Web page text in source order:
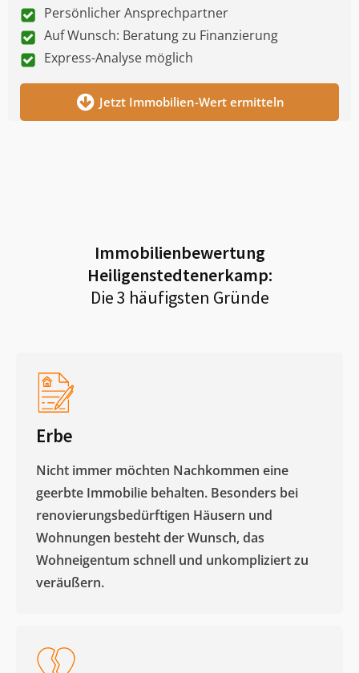
Persönlicher Ansprechpartner
Auf Wunsch: Beratung zu Finanzierung
Express-Analyse möglich
Jetzt Immobilien-Wert ermitteln
Immobilienbewertung
Heiligenstedtenerkamp:
Die 3 häufigsten Gründe
Erbe
Nicht immer möchten Nachkommen eine
geerbte Immobilie behalten. Besonders bei
renovierungsbedürftigen Häusern und
Wohnungen besteht der Wunsch, das
Wohneigentum schnell und unkompliziert zu
veräußern. ​